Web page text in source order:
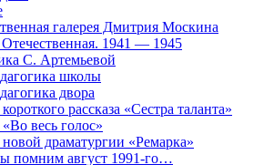
галерея Дмитрия Москина
1941 — 1945
С. Артемьевой
школы
двора
рассказа «Сестра таланта»
весь голос»
драматургии «Ремарка»
помним август 1991-го…